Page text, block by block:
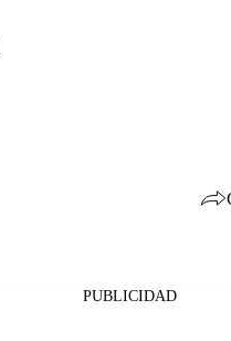
PUBLICIDAD